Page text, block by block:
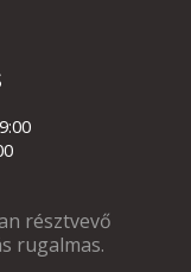
résztvevő
rugalmas.